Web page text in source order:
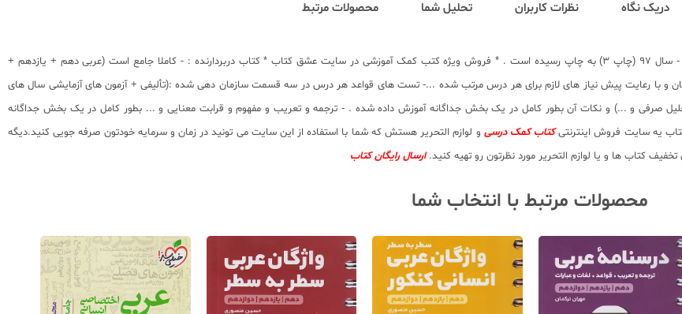
دریک نگاه نظرات کاربران تحلیل شما محصولات مرتبط
- سال 97 (چاپ 3) به چاپ رسیده است . * فروش ویژه کتب کمک آموزشی در سایت عشق کتاب * کتاب دربردارنده : - کاملا جامع است (عربی دهم + یازدهم +
و با رعایت پیش نیاز های لازم برای هر درس مرتب شده ...- تست های قواعد هر درس در سه قسمت سازمان دهی شده :(تألیفی + آزمون های آزمایشی سال های
صرفی و ...) و نکات آن بطور کامل در یک بخش جداگانه آموزش داده شده . - ترجمه و تعریب و مفهوم و قرابت معنایی و ... بطور کامل در یک بخش جداگانه
یه سایت فروش اینترنتیکتاب کمک درسی و لوازم التحریر هستش که شما با استفاده از این سایت می تونید در زمان و سرمایه خودتون صرفه جویی کنید.دیگه
کتاب ها و یا لوازم التحریر مورد نظرتون رو تهیه کنید.ارسال رایگان کتاب
محصولات مرتبط با انتخاب شما